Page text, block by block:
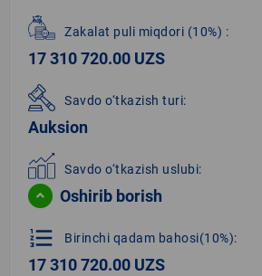
Zakalat puli miqdori (10%) :
17 310 720.00 UZS
Savdo o‘tkazish turi:
Auksion
Savdo o‘tkazish uslubi:
Oshirib borish
format_list_numbered Birinchi qadam bahosi(10%):
17 310 720.00 UZS